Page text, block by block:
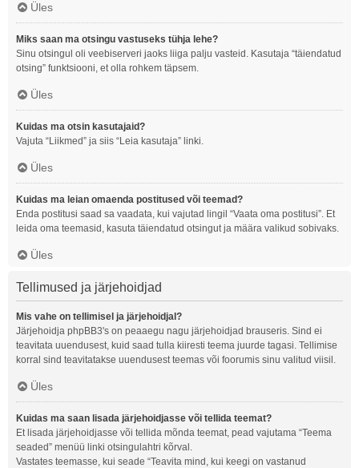
Üles
Miks saan ma otsingu vastuseks tühja lehe?
Sinu otsingul oli veebiserveri jaoks liiga palju vasteid. Kasutaja “täiendatud
otsing” funktsiooni, et olla rohkem täpsem.
Üles
Kuidas ma otsin kasutajaid?
Vajuta “Liikmed” ja siis “Leia kasutaja” linki.
Üles
Kuidas ma leian omaenda postitused või teemad?
Enda postitusi saad sa vaadata, kui vajutad lingil “Vaata oma postitusi”. Et
leida oma teemasid, kasuta täiendatud otsingut ja määra valikud sobivaks.
Üles
Tellimused ja järjehoidjad
Mis vahe on tellimisel ja järjehoidjal?
Järjehoidja phpBB3's on peaaegu nagu järjehoidjad brauseris. Sind ei
teavitata uuendusest, kuid saad tulla kiiresti teema juurde tagasi. Tellimise
korral sind teavitatakse uuendusest teemas või foorumis sinu valitud viisil.
Üles
Kuidas ma saan lisada järjehoidjasse või tellida teemat?
Et lisada järjehoidjasse või tellida mõnda teemat, pead vajutama “Teema
seaded” menüü linki otsingulahtri kõrval.
Vastates teemasse, kui seade “Teavita mind, kui keegi on vastanud